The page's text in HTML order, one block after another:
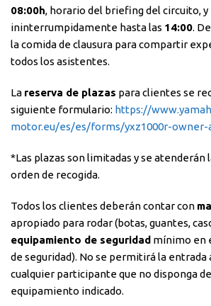
08:00h, horario del briefing del circuito,
ininterrumpidamente hasta las 14:00.
la comida de clausura para compartir
todos los asistentes.
La reserva de plazas para clientes se
siguiente formulario: https://
motor.eu/es/es/forms/yxz1000r-
*Las plazas son limitadas y se atenderán
orden de recogida.
Todos los clientes deberán contar con
apropiado para rodar (botas, guantes,
equipamiento de seguridad mínimo en
de seguridad). No se permitirá la entrada
cualquier participante que no disponga
equipamiento indicado.